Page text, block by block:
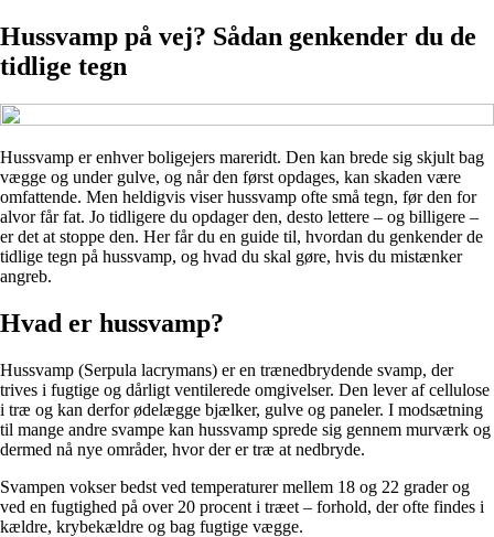
Hussvamp på vej? Sådan genkender du de
tidlige tegn
Hussvamp er enhver boligejers mareridt. Den kan brede sig skjult bag
vægge og under gulve, og når den først opdages, kan skaden være
omfattende. Men heldigvis viser hussvamp ofte små tegn, før den for
alvor får fat. Jo tidligere du opdager den, desto lettere – og billigere –
er det at stoppe den. Her får du en guide til, hvordan du genkender de
tidlige tegn på hussvamp, og hvad du skal gøre, hvis du mistænker
angreb.
Hvad er hussvamp?
Hussvamp (Serpula lacrymans) er en trænedbrydende svamp, der
trives i fugtige og dårligt ventilerede omgivelser. Den lever af cellulose
i træ og kan derfor ødelægge bjælker, gulve og paneler. I modsætning
til mange andre svampe kan hussvamp sprede sig gennem murværk og
dermed nå nye områder, hvor der er træ at nedbryde.
Svampen vokser bedst ved temperaturer mellem 18 og 22 grader og
ved en fugtighed på over 20 procent i træet – forhold, der ofte findes i
kældre, krybekældre og bag fugtige vægge.